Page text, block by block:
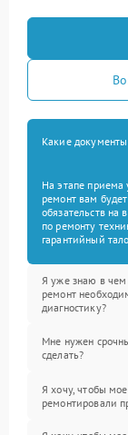
Какие
На этапе приема
ремонт вам
обязательств на
по ремонту
гарантийный
Я уже знаю в чем
ремонт
диагностику?
Мне нужен
сделать?
Я хочу, чтобы
ремонтировали